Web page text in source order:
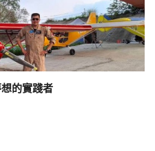
的實踐者